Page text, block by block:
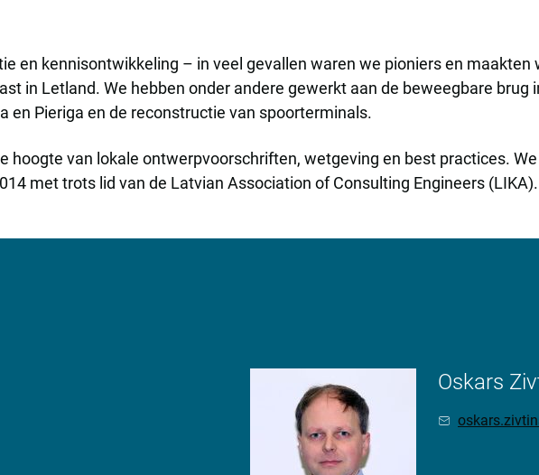
en kennisontwikkeling – in veel gevallen waren we pioniers en maakten
in Letland. We hebben onder andere gewerkt aan de beweegbare brug
en Pieriga en de reconstructie van spoorterminals.
hoogte van lokale ontwerpvoorschriften, wetgeving en best practices.
met trots lid van de Latvian Association of Consulting Engineers (LIKA).
Oskars